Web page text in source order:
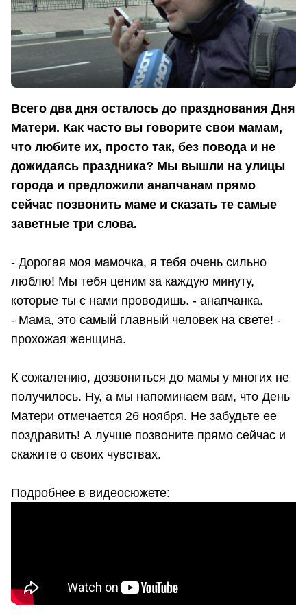
Всего два дня осталось до празднования Дня
Матери. Как часто вы говорите свои мамам,
что любите их, просто так, без повода и не
дожидаясь праздника? Мы вышли на улицы
города и предложили анапчанам прямо
сейчас позвонить маме и сказать те самые
заветные три слова.
- Дорогая моя мамочка, я тебя очень сильно
люблю! Мы тебя ценим за каждую минуту,
которые ты с нами проводишь. - анапчанка.
- Мама, это самый главный человек на свете! -
прохожая женщина.
К сожалению, дозвониться до мамы у многих не
получилось. Ну, а мы напоминаем вам, что День
Матери отмечается 26 ноября. Не забудьте ее
поздравить! А лучше позвоните прямо сейчас и
скажите о своих чувствах.
Подробнее в видеосюжете: